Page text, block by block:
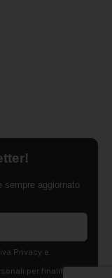
sempre aggiornato
Privacy e
per finalità di